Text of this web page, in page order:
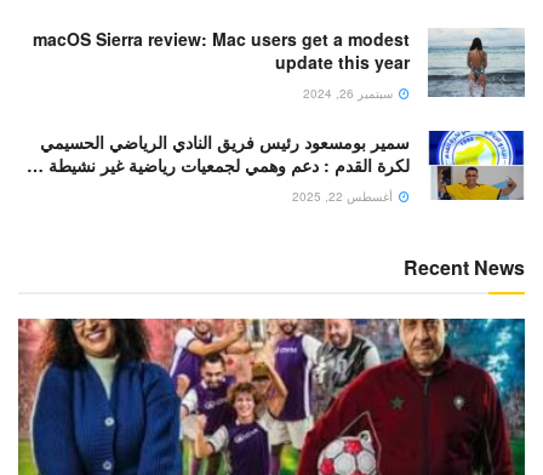
macOS Sierra review: Mac users get a modest
update this year
سبتمبر 26, 2024
سمير بومسعود رئيس فريق النادي الرياضي الحسيمي
لكرة القدم : دعم وهمي لجمعيات رياضية غير نشيطة …
أغسطس 22, 2025
Recent News